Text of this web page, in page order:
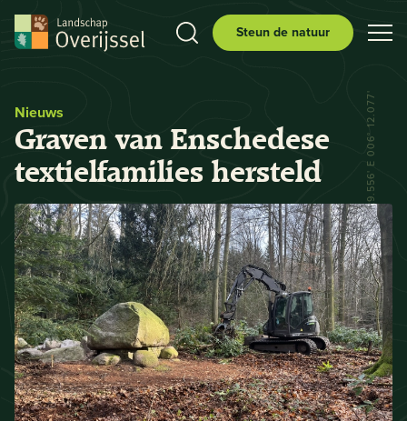
Steun de natuur
Nieuws
Graven van Enschedese
textielfamilies hersteld
N 52° 29.556' E 006° 12.077'